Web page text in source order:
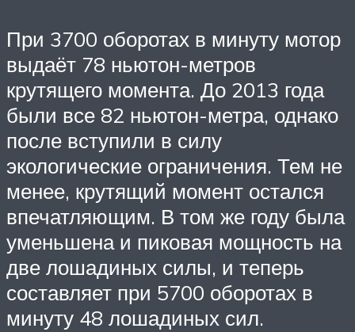
При 3700 оборотах в минуту мотор
выдаёт 78 ньютон-метров
крутящего момента. До 2013 года
были все 82 ньютон-метра, однако
после вступили в силу
экологические ограничения. Тем не
менее, крутящий момент остался
впечатляющим. В том же году была
уменьшена и пиковая мощность на
две лошадиных силы, и теперь
составляет при 5700 оборотах в
минуту 48 лошадиных сил.